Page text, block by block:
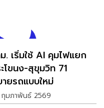
. เริ่มใช้ AI คุมไฟแยก
โขนง-สุขุมวิท 71
ายรถแบบใหม่
มภาพันธ์ 2569